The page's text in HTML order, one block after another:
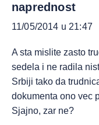
naprednost
11/05/2014 u 21:47
A sta mislite zasto
sedela i ne radila
Srbiji tako da
dokumenta ono vec
Sjajno, zar ne?